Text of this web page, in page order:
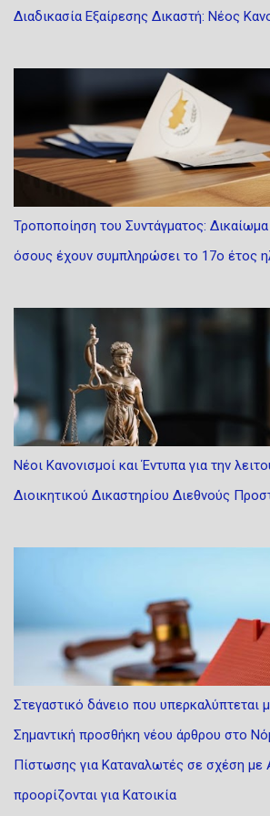
Διαδικασία Εξαίρεσης Δικαστή: Νέος
Τροποποίηση του Συντάγματος: Δικαίωμα
όσους έχουν συμπληρώσει το 17ο έτος
Νέοι Κανονισμοί και Έντυπα για την
Διοικητικού Δικαστηρίου Διεθνούς
Στεγαστικό δάνειο που υπερκαλύπτεται
Σημαντική προσθήκη νέου άρθρου στο
Πίστωσης για Καταναλωτές σε σχέση με
προορίζονται για Κατοικία